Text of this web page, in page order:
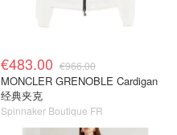
€483.00 €966.00
MONCLER GRENOBLE Cardigan
经典夹克
Spinnaker Boutique FR